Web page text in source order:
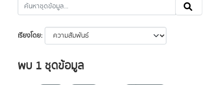
เรียงโดย
พบ 1 ชุดข้อมูล